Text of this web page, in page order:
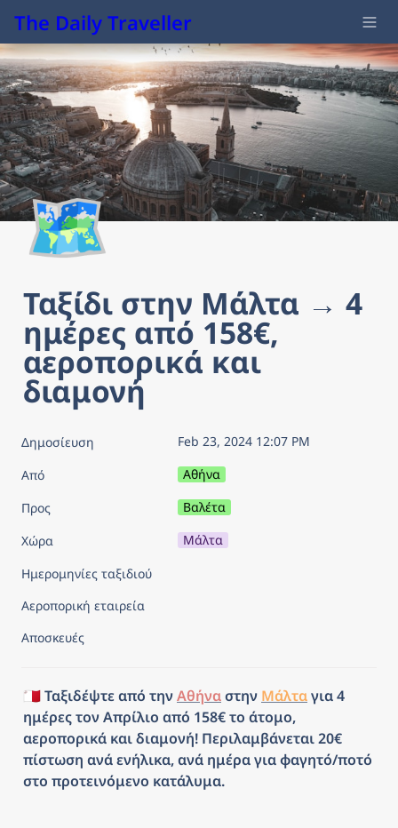
The Daily Traveller
🗺️
Ταξίδι στην Μάλτα → 4
ημέρες από 158€,
αεροπορικά και
διαμονή
Δημοσίευση
Feb 23, 2024 12:07 PM
Από
Αθήνα
Προς
Βαλέτα
Χώρα
Μάλτα
Ημερομηνίες ταξιδιού
Αεροπορική εταιρεία
Αποσκευές
🇲🇹 Ταξιδέψτε από την Αθήνα στην Μάλτα για 4
ημέρες τον Απρίλιο από 158€ το άτομο,
αεροπορικά και διαμονή! Περιλαμβάνεται 20€
πίστωση ανά ενήλικα, ανά ημέρα για φαγητό/ποτό
στο προτεινόμενο κατάλυμα.